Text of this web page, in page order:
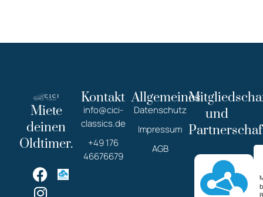
Miete
deinen
Oldtimer.
Kontakt
info@cici-
classics.de
+49 176
46676679
Allgemeines
Datenschutz
Impressum
AGB
und